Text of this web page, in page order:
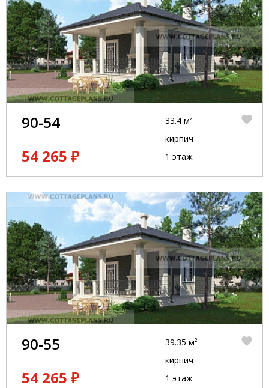
90-54
54 265 ₽
33.4 м²
кирпич
1 этаж
90-55
54 265 ₽
39.35 м²
кирпич
1 этаж